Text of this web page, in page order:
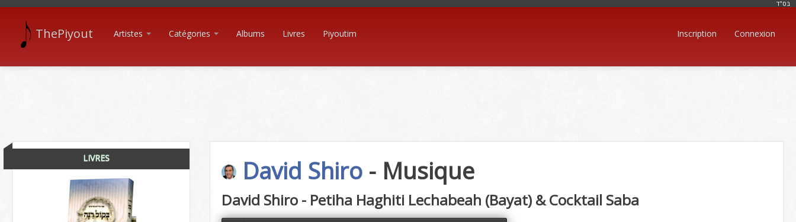
בּס"ד
ThePiyout Artistes Catégories Albums Livres Piyoutim Inscription Connexion
LIVRES David Shiro - Musique
David Shiro - Petiha Haghiti Lechabeah (Bayat) & Cocktail Saba